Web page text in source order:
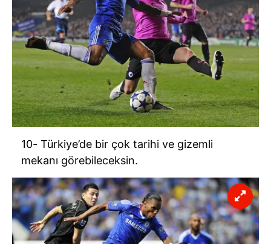
10- Türkiye’de bir çok tarihi ve gizemli
mekanı görebileceksin.